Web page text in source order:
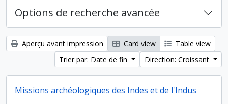
Options de recherche avancée
Aperçu avant impression Card view
Table view
Trier par: Date de fin
Direction: Croissant
Missions archéologiques des Indes et de l'Indus